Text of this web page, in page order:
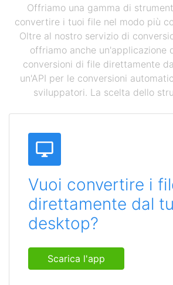
Offriamo una gamma di
convertire i tuoi file nel modo più
Oltre al nostro servizio di
offriamo anche un'applicazione
conversioni di file direttamente
un'API per le conversioni
sviluppatori. La scelta dello
Vuoi convertire i
direttamente dal
desktop?
Scarica l'app